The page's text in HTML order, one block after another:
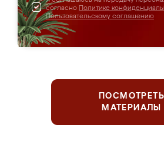
согласно Политике
Пользовательскому соглашению
ПОСМОТРЕТЬ
МАТЕРИАЛЫ